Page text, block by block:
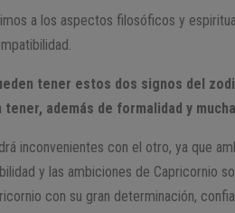
a los aspectos filosóficos y
tener estos dos signos del
además de formalidad y
inconvenientes con el otro, ya que
y las ambiciones de Capricornio
con su gran determinación,